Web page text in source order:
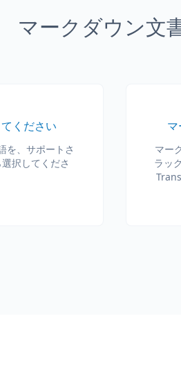
マークダウン文
ください
を、サポートさ
択してくださ
マー
ラッ